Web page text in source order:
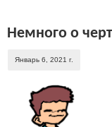
Немного о
Январь 6, 2021 г.